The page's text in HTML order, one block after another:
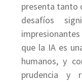
presenta tanto
desafíos
que la IA es
humanos, y
prudencia y